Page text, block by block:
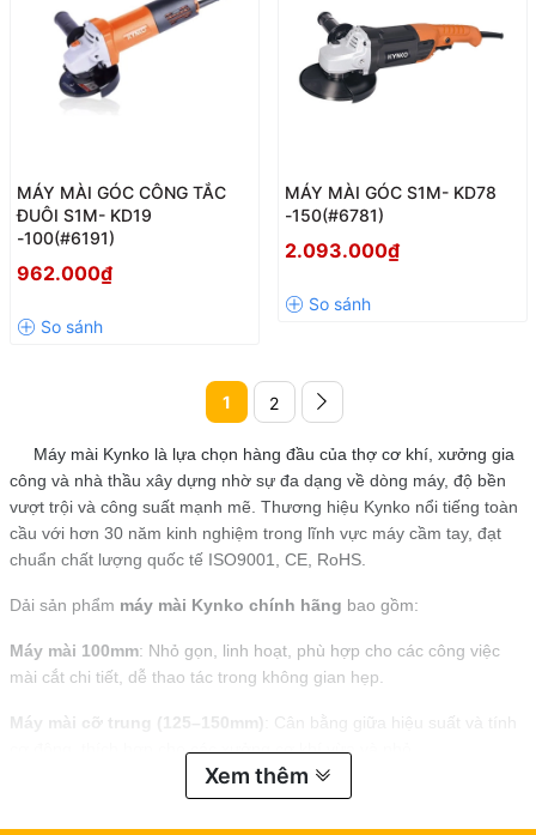
MÁY MÀI GÓC CÔNG TẮC
ĐUÔI S1M- KD19
-100(#6191)
962.000₫
MÁY MÀI GÓC S1M- KD78
-150(#6781)
2.093.000₫
1 2
Máy mài Kynko là lựa chọn hàng đầu của thợ cơ khí, xưởng gia
công và nhà thầu xây dựng nhờ sự đa dạng về dòng máy, độ bền
vượt trội và công suất mạnh mẽ. Thương hiệu Kynko nổi tiếng toàn
cầu với hơn 30 năm kinh nghiệm trong lĩnh vực máy cầm tay, đạt
chuẩn chất lượng quốc tế ISO9001, CE, RoHS.
Dải sản phẩm máy mài Kynko chính hãng bao gồm:
Máy mài 100mm: Nhỏ gọn, linh hoạt, phù hợp cho các công việc
mài cắt chi tiết, dễ thao tác trong không gian hẹp.
Máy mài cỡ trung (125–150mm) : Cân bằng giữa hiệu suất và tính
cơ động, thích hợp cho các xưởng cơ khí vừa và nhỏ.
Máy mài cỡ lớn (180–230mm): Công suất lên tới 2800W, lý tưởng
Xem thêm